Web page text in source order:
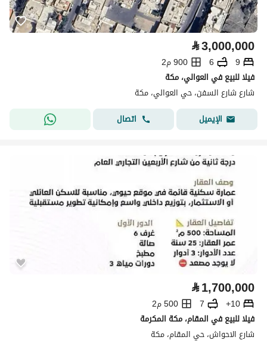
⃁3,000,000
9
6
900 م2
فيلا للبيع في العوالي، مكة
شارع شارع السفن، حي العوالي، مكة
الإيميل
اتصال
⃁1,700,000
10+
7
500 م2
فيلا للبيع في المقام، مكة المكرمة
شارع الاحواش، حي المقام، مكة